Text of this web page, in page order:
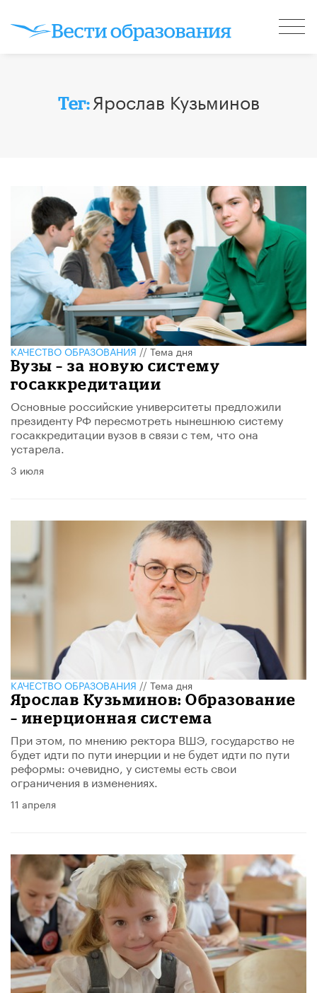
Тег: Ярослав Кузьминов
КАЧЕСТВО ОБРАЗОВАНИЯ//Тема дня
Вузы – за новую систему
госаккредитации
Основные российские университеты предложили
президенту РФ пересмотреть нынешнюю систему
госаккредитации вузов в связи с тем, что она
устарела.
3 июля
КАЧЕСТВО ОБРАЗОВАНИЯ //Тема дня
Ярослав Кузьминов: Образование
– инерционная система
При этом, по мнению ректора ВШЭ, государство не
будет идти по пути инерции и не будет идти по пути
реформы: очевидно, у системы есть свои
ограничения в изменениях.
11 апреля